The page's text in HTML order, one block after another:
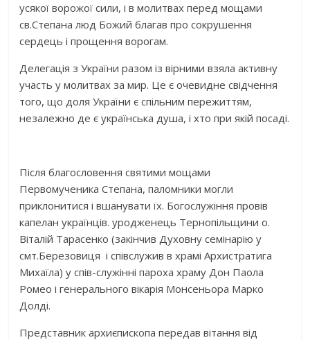
усякої ворожої сили, і в молитвах перед мощами
св.Степана люд Божий благав про сокрушення
сердець і прощення ворогам.
Делегація з України разом із вірними взяла активну
участь у молитвах за мир. Це є очевидне свідчення
того, що доля України є спільним пережиттям,
незалежно де є українська душа, і хто при якій посаді.
Після благословення святими мощами
Первомученика Степана, паломники могли
приклонитися і вшанувати їх. Богослужіння провів
капелан українців. уродженець Тернопільщини о.
Віталій Тарасенко (закінчив Духовну семінарію у
смт.Березовиця і співслужив в храмі Архистратига
Михаїла) у спів-служінні пароха храму Дон Паола
Ромео і генерального вікарія Монсеньора Марко
Долді.
Представник архиєпископа передав вітання від